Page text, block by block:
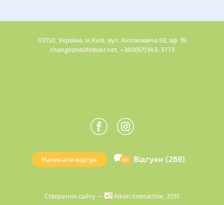
03150, Україна, м.Київ, вул. Антоновича 59, оф. 18
changeonelife@ukr.net, +380(67)343-3773
Написати відгук Відгуки (268)
Створення сайту — Aiken Interactive, 2015